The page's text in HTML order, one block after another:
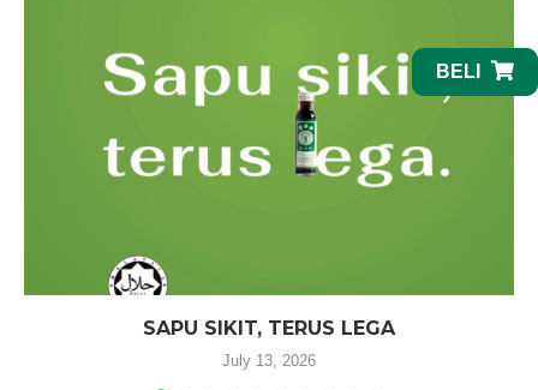
SAPU SIKIT, TERUS LEGA
July 13, 2026
BELI